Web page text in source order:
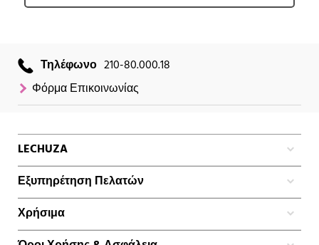
Τηλέφωνο 210-80.000.18
Φόρμα Επικοινωνίας
LECHUZA
Εξυπηρέτηση Πελατών
Χρήσιμα